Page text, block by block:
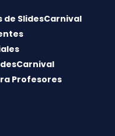
de SlidesCarnival
Profesores